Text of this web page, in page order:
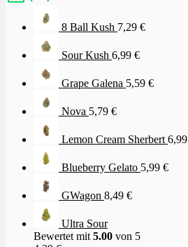
8 Ball Kush 7,29 €
Sour Kush 6,99 €
Grape Galena 5,59 €
Nova 5,79 €
Lemon Cream Sherbert 6,99
Blueberry Gelato 5,99 €
GWagon 8,49 €
Ultra Sour
Bewertet mit 5.00 von 5